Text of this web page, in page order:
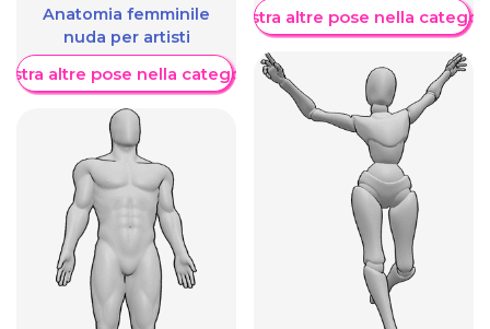
Anatomia femminile
nuda per artisti
altre pose nella categoria
Mostra altre pose nella